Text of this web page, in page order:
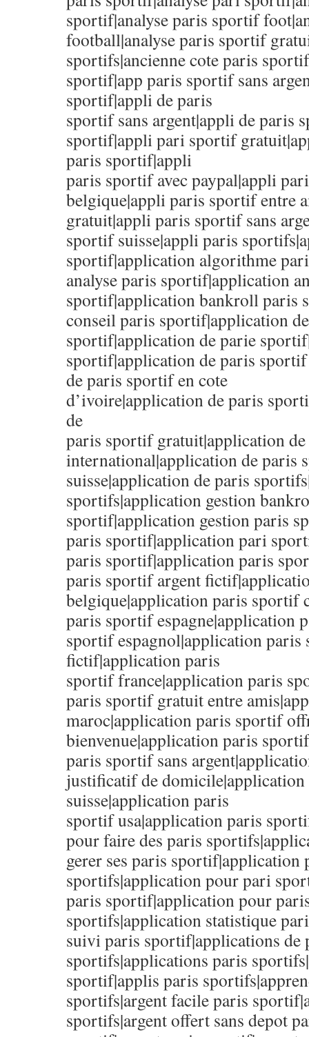
sportif|analyse paris sportif
football|analyse paris sportif
sportifs|ancienne cote paris
sportif|app paris sportif sans
sportif|appli de paris
sportif sans argent|appli de paris
sportif|appli pari sportif
paris sportif|appli
paris sportif avec paypal|appli
belgique|appli paris sportif entre
gratuit|appli paris sportif sans
sportif suisse|appli paris
sportif|application algorithme
analyse paris sportif|application
sportif|application bankroll paris
conseil paris sportif|application
sportif|application de parie
sportif|application de paris
de paris sportif en cote
d’ivoire|application de paris
de
paris sportif gratuit|application
international|application de paris
suisse|application de paris
sportifs|application gestion
sportif|application gestion paris
paris sportif|application pari
paris sportif|application paris
paris sportif argent
belgique|application paris sportif
paris sportif espagne|application
sportif espagnol|application
fictif|application paris
sportif france|application paris
paris sportif gratuit entre
maroc|application paris sportif
bienvenue|application paris
paris sportif sans
justificatif de
suisse|application paris
sportif usa|application paris
pour faire des paris
gerer ses paris sportif|application
sportifs|application pour pari
paris sportif|application pour
sportifs|application statistique
suivi paris sportif|applications de
sportifs|applications paris
sportif|applis paris
sportifs|argent facile paris
sportifs|argent offert sans depot